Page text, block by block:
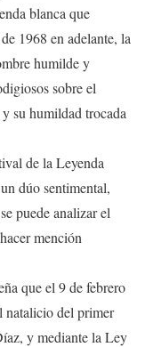
blanca que
1968 en adelante, la
humilde y
sobre el
su humildad trocada
de la Leyenda
dúo sentimental,
puede analizar el
mención
que el 9 de febrero
natalicio del primer
y mediante la Ley